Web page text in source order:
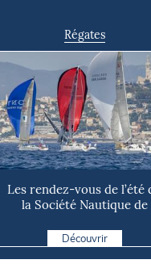
Régates
Les rendez-vous de l’été
la Société Nautique de
Découvrir